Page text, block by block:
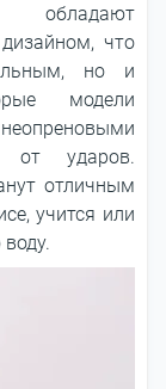
обладают
что
но и
модели
от ударов.
отличным
учится или